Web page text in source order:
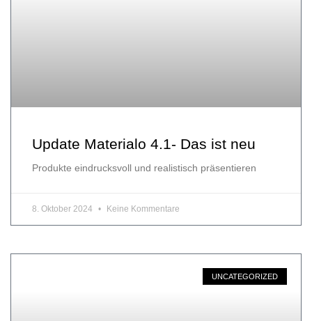
Update Materialo 4.1- Das ist neu
Produkte eindrucksvoll und realistisch präsentieren
8. Oktober 2024 Keine Kommentare
UNCATEGORIZED